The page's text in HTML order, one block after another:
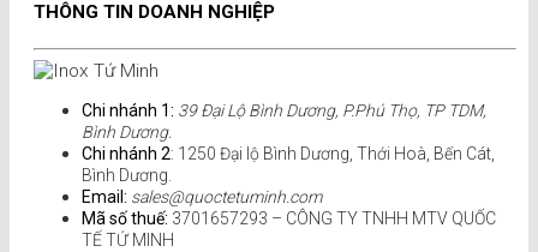
THÔNG TIN DOANH NGHIỆP
Chi nhánh 1: 39 Đại Lộ Bình Dương, P.Phú Thọ, TP TDM,
Bình Dương.
Chi nhánh 2: 1250 Đại lộ Bình Dương, Thới Hoà, Bến Cát,
Bình Dương.
Email: sales@quoctetuminh.com
Mã số thuế: 3701657293 – CÔNG TY TNHH MTV QUỐC
TẾ TỨ MINH